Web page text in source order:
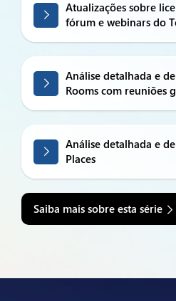
Atualizações sobre
fórum e webinars do
Análise detalhada e
Rooms com reuniões
Análise detalhada e
Places
Saiba mais sobre esta série